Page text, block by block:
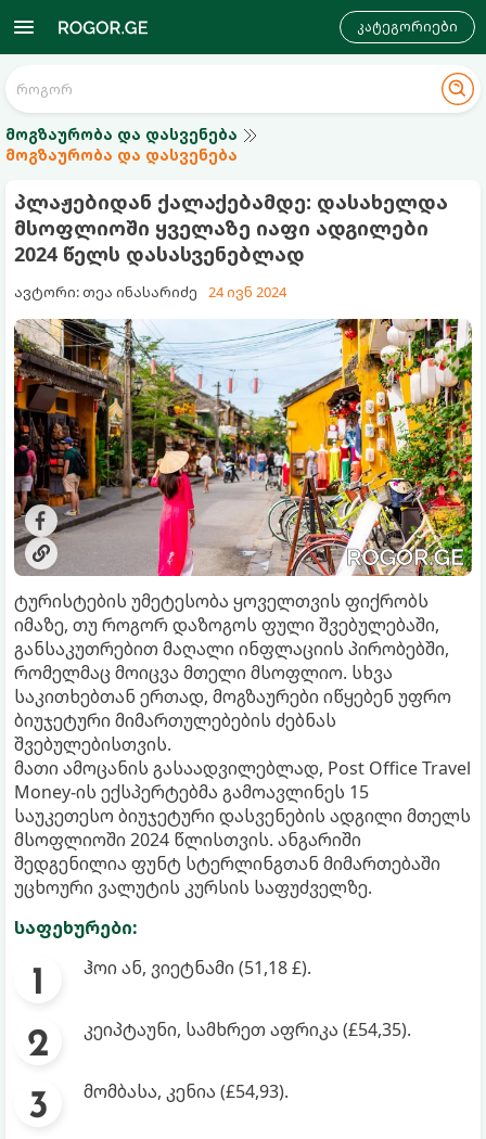
კატეგორიები
მოგზაურობა და დასვენება
მოგზაურობა და დასვენება
პლაჟებიდან ქალაქებამდე: დასახელდა
მსოფლიოში ყველაზე იაფი ადგილები
2024 წელს დასასვენებლად
ავტორი: თეა ინასარიძე 24 ივნ 2024
ტურისტების უმეტესობა ყოველთვის ფიქრობს
იმაზე, თუ როგორ დაზოგოს ფული შვებულებაში,
განსაკუთრებით მაღალი ინფლაციის პირობებში,
რომელმაც მოიცვა მთელი მსოფლიო. სხვა
საკითხებთან ერთად, მოგზაურები იწყებენ უფრო
ბიუჯეტური მიმართულებების ძებნას
შვებულებისთვის.
მათი ამოცანის გასაადვილებლად, Post Office Travel
Money-ის ექსპერტებმა გამოავლინეს 15
საუკეთესო ბიუჯეტური დასვენების ადგილი მთელს
მსოფლიოში 2024 წლისთვის. ანგარიში
შედგენილია ფუნტ სტერლინგთან მიმართებაში
უცხოური ვალუტის კურსის საფუძველზე.
საფეხურები:
ჰოი ან, ვიეტნამი (51,18 £).
კეიპტაუნი, სამხრეთ აფრიკა (£54,35).
მომბასა, კენია (£54,93).